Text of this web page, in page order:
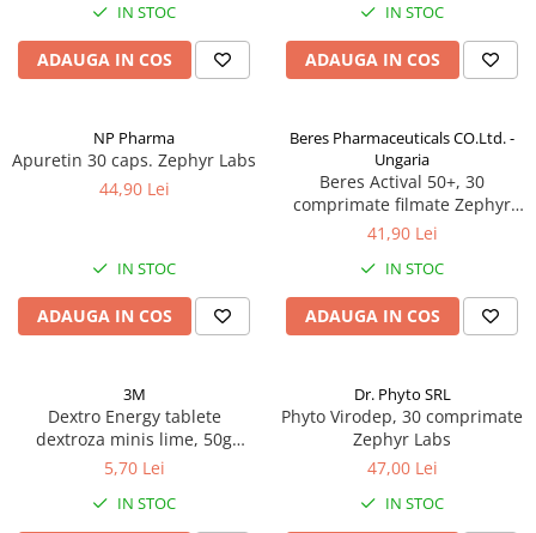
Ingrijire maini si picioare
Ingrijire par
Igiena intima
Ingrijire corp
Protectie solara
Altele-Produse pentru ingrijire si
frumusete
Aparatura medicala
Plasturi
Altele-Produse tehnico-medicale
Sanatatea cuplului
IN STOC
ADAUGA IN COS
IN STOC
ADAUGA IN COS
NP Pharma
Apuretin 30 caps. Zephyr Labs
44,90 Lei
IN STOC
ADAUGA IN COS
Beres Pharmaceuticals CO.Ltd. -
Ungaria
Beres Actival 50+, 30
comprimate filmate Zephyr
Labs
41,90 Lei
IN STOC
ADAUGA IN COS
3M
Dextro Energy tablete
dextroza minis lime, 50g
Zephyr Labs
5,70 Lei
IN STOC
Dr. Phyto SRL
Phyto Virodep, 30 comprimate
Zephyr Labs
47,00 Lei
IN STOC